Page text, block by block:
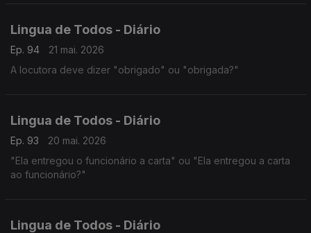
Lingua de Todos - Diário
Ep. 94
21 mai. 2026
A locutora deve dizer "obrigado" ou "obrigada?"
Lingua de Todos - Diário
Ep. 93
20 mai. 2026
"Ela entregou o funcionário a carta" ou "Ela entregou a carta
ao funcionário?"
Lingua de Todos - Diário